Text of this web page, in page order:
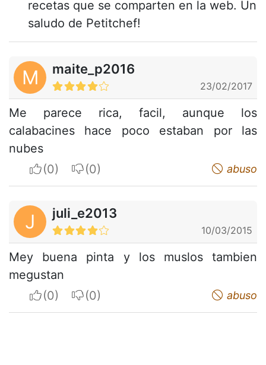
recetas que se comparten en la web. Un
saludo de Petitchef!
M maite_p2016
23/02/2017
Me parece rica, facil, aunque los
calabacines hace poco estaban por las
nubes
I apreciateI do not appreciate abuso
J juli_e2013
10/03/2015
Mey buena pinta y los muslos tambien
megustan
I apreciateI do not appreciate abuso